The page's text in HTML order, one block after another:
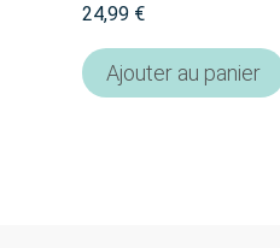
Note
sur 5
24,99 €
Ajouter au panier